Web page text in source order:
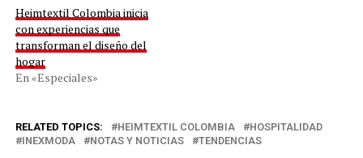
Heimtextil Colombia inicia
con experiencias que
transforman el diseño del
hogar
En «Especiales»
RELATED TOPICS: HEIMTEXTIL COLOMBIA
HOSPITALIDAD
INEXMODA
NOTAS Y NOTICIAS TENDENCIAS